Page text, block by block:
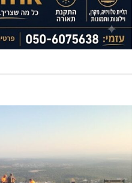
"יאללה גליל" עם טיפקס, מים ושוק